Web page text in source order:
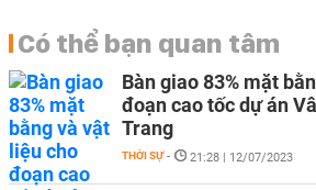
Có thể bạn quan tâm
Bàn giao 83% mặt
đoạn cao tốc dự án
Trang
THỜI SỰ - 21:28 | 12/07/2023